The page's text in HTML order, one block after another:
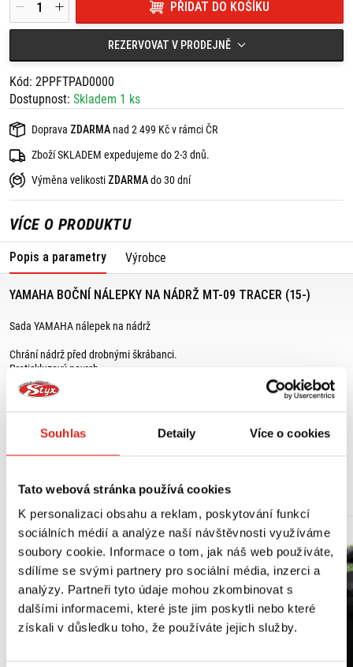
Souhlas Detaily Více o cookies
Tato webová stránka používá cookies
K personalizaci obsahu a reklam, poskytování funkcí
sociálních médií a analýze naší návštěvnosti využíváme
soubory cookie. Informace o tom, jak náš web používáte,
sdílíme se svými partnery pro sociální média, inzerci a
analýzy. Partneři tyto údaje mohou zkombinovat s
dalšími informacemi, které jste jim poskytli nebo které
získali v důsledku toho, že používáte jejich služby.
PŘIDAT DO KOŠÍKU
REZERVOVAT V PRODEJNĚ
Kód: 2PPFTPAD0000
Dostupnost: Skladem 1 ks
Doprava ZDARMA nad 2 499 Kč v rámci ČR
Zboží SKLADEM expedujeme do 2-3 dnů.
Výměna velikosti ZDARMAdo 30 dní
VÍCE O PRODUKTU
Popis a parametry Výrobce
YAMAHA BOČNÍ NÁLEPKY NA NÁDRŽ MT-09 TRACER (15-)
Sada YAMAHA nálepek na nádrž
Chrání nádrž před drobnými škrábanci.
Protiskluzový povrch.
Vhodné pro:
MOHLO BY SE VÁM LÍBIT